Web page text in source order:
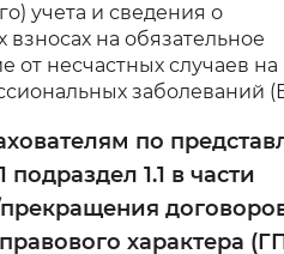
Выключены
ассистент
Остановить
учета и сведения о
на обязательное
от несчастных случаев на
заболеваний
по
1.1 в части
характера